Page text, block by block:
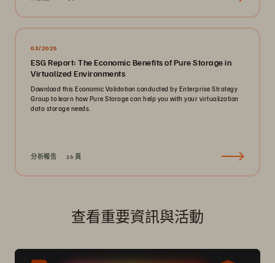
03/2025
ESG Report: The Economic Benefits of Pure Storage in
Virtualized Environments
Download this Economic Validation conducted by Enterprise Strategy
Group to learn how Pure Storage can help you with your virtualization
data storage needs.
分析報告 16 頁
查看重要資訊與活動